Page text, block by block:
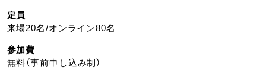
定員
来場20名/オンライン80名
参加費
無料（事前申し込み制）